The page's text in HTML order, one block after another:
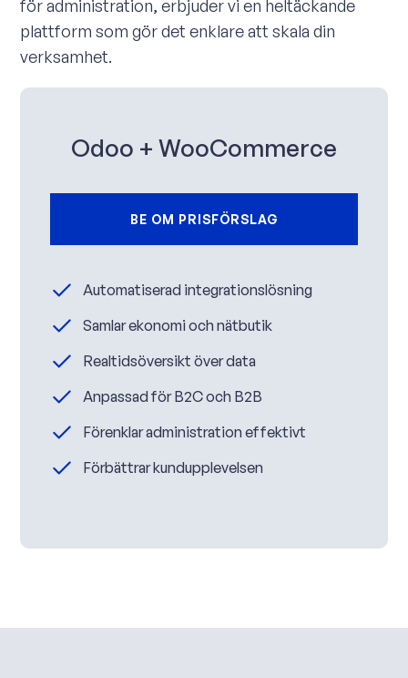
för administration, erbjuder vi en heltäckande
plattform som gör det enklare att skala din
verksamhet.
Odoo + WooCommerce
BE OM PRISFÖRSLAG
Automatiserad integrationslösning
Samlar ekonomi och nätbutik
Realtidsöversikt över data
Anpassad för B2C och B2B
Förenklar administration effektivt
Förbättrar kundupplevelsen